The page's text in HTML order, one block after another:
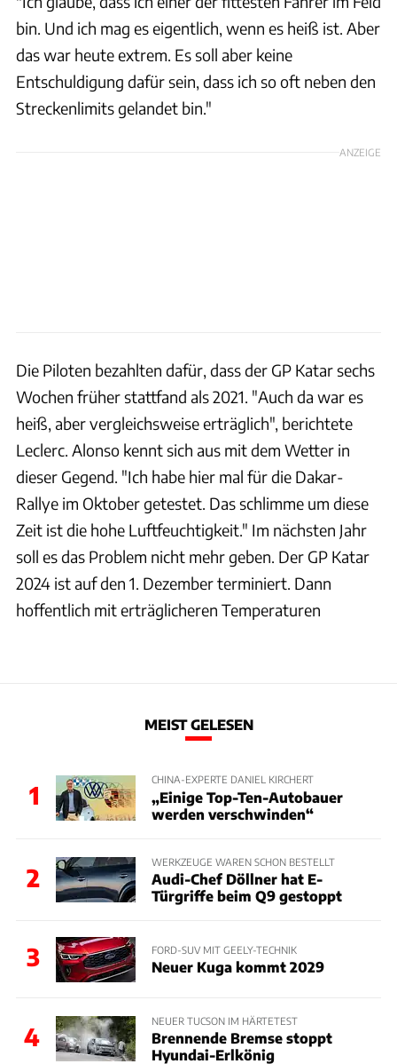
bin. Und ich mag es eigentlich, wenn es heiß ist. Aber
das war heute extrem. Es soll aber keine
Entschuldigung dafür sein, dass ich so oft neben den
Streckenlimits gelandet bin."
ANZEIGE
Die Piloten bezahlten dafür, dass der GP Katar sechs
Wochen früher stattfand als 2021. "Auch da war es
heiß, aber vergleichsweise erträglich", berichtete
Leclerc. Alonso kennt sich aus mit dem Wetter in
dieser Gegend. "Ich habe hier mal für die Dakar-
Rallye im Oktober getestet. Das schlimme um diese
Zeit ist die hohe Luftfeuchtigkeit." Im nächsten Jahr
soll es das Problem nicht mehr geben. Der GP Katar
2024 ist auf den 1. Dezember terminiert. Dann
hoffentlich mit erträglicheren Temperaturen
MEIST GELESEN
1
CHINA-EXPERTE DANIEL KIRCHERT
„Einige Top-Ten-Autobauer
werden verschwinden“
2
WERKZEUGE WAREN SCHON BESTELLT
Audi-Chef Döllner hat E-
Türgriffe beim Q9 gestoppt
3 FORD-SUV MIT GEELY-TECHNIK
Neuer Kuga kommt 2029
4
NEUER TUCSON IM HÄRTETEST
Brennende Bremse stoppt
Hyundai-Erlkönig